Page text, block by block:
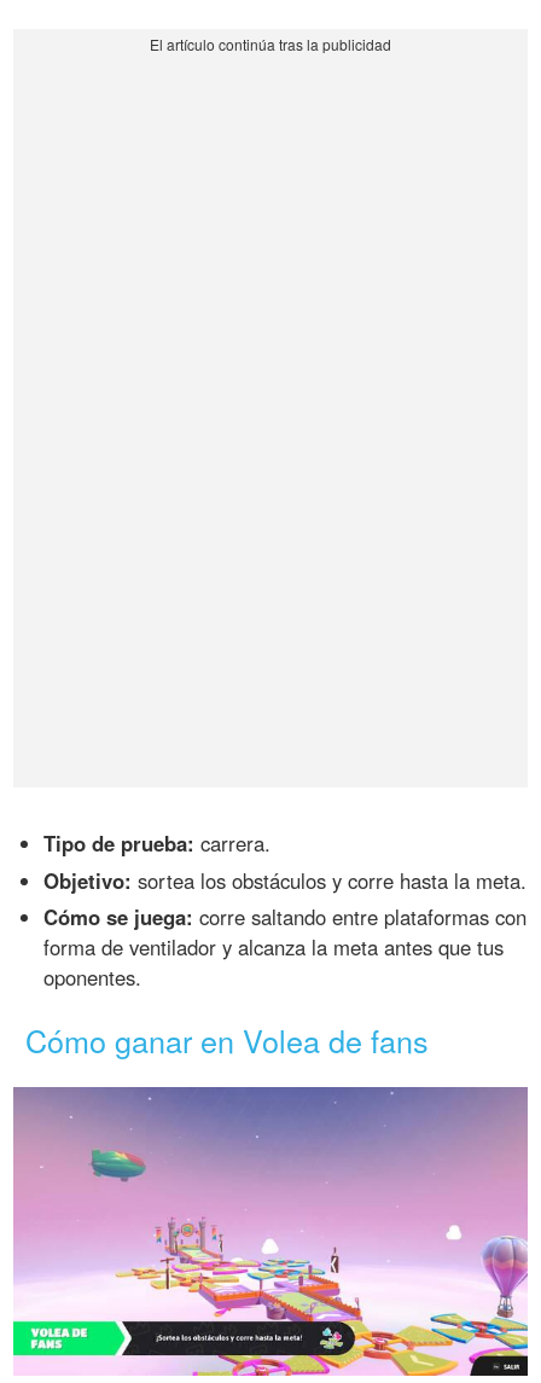
Tipo de prueba: carrera.
Objetivo: sortea los obstáculos y corre hasta la meta.
Cómo se juega: corre saltando entre plataformas con
forma de ventilador y alcanza la meta antes que tus
oponentes.
Cómo ganar en Volea de fans